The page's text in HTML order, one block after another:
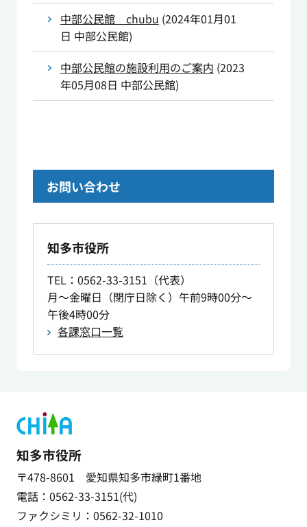
中部公民館 chubu (2024年01月01
日 中部公民館)
中部公民館の施設利用のご案内 (2023
年05月08日 中部公民館)
お問い合わせ
知多市役所
TEL：0562-33-3151（代表）
月～金曜日（閉庁日除く）午前9時00分～
午後4時00分
各課窓口一覧
知多市役所
〒478-8601 愛知県知多市緑町1番地
電話：0562-33-3151(代)
ファクシミリ：0562-32-1010